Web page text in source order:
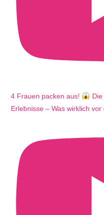
4 Frauen packen aus!
Erlebnisse – Was wirklich